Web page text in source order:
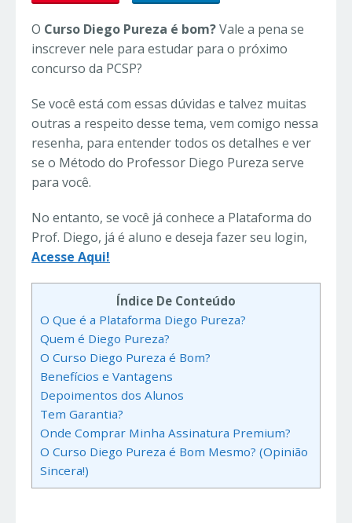
O Curso Diego Pureza é bom?Vale a pena se
inscrever nele para estudar para o próximo
concurso da PCSP?
Se você está com essas dúvidas e talvez muitas
outras a respeito desse tema, vem comigo nessa
resenha, para entender todos os detalhes e ver
se o Método do Professor Diego Pureza serve
para você.
No entanto, se você já conhece a Plataforma do
Prof. Diego, já é aluno e deseja fazer seu login,
Acesse Aqui!
Índice De Conteúdo
O Que é a Plataforma Diego Pureza?
Quem é Diego Pureza?
O Curso Diego Pureza é Bom?
Benefícios e Vantagens
Depoimentos dos Alunos
Tem Garantia?
Onde Comprar Minha Assinatura Premium?
O Curso Diego Pureza é Bom Mesmo? (Opinião
Sincera!)